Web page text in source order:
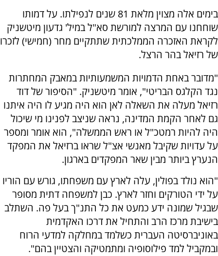
בימים אלה מצוין מלאת 81 שנים לנפילתו. על דמותו
שוחחנו עם המרצה למורשת סא"ל במיל' גדעון מיטשניק
לקראת האזכרה הממלכתית שתתקיים מחר (חמישי) לזכרו
של רזיאל בהר הרצל.
"מדובר באחת הדמויות המשמעותיות במאבק המחתרות
נגד הקלגס הבריטי", אומר מיטשניק. "הסיפור של דוד
רזיאל מעלה את השאלה לאן הוא היה מגיע לו היה איתנו
גם לאחר הקמת המדינה, נראה שניצב לפנינו מי שיכול
היה להיות רמטכ"ל או ראש הממשלה", הוא אומר ומספר
על עדויות שקיבל מאנשי אצ"ל שראו ברזיאל את המפקד
הנערץ ביותר מבין שאר המפקדים בארגון.
"הוא נולד בפולין, עלה לארץ עם משפחתו, גורש עם הוריו
על ידי הטורקים וחזר לארץ. כבן למשפחה דתית מסופר
שבגיל שמונה ידע כמעט את כל התנ"ך בעל פה. השתלב
בישיבת מרכז הרב והתחיל את דרכו האקדמית
באוניברסיטה העברית כשלמד במחלקה למדעי הרוח
ובמקביל למד פילוסופיה ומתמטיקה והצטיין בהם".